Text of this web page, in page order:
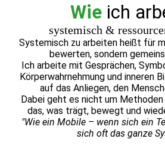
Wie ich
systemisch &
Systemisch zu arbeiten heißt für
bewerten, sondern
Ich arbeite mit Gesprächen,
Körperwahrnehmung und inneren
auf das Anliegen, den
Dabei geht es nicht um Methoden
das, was trägt, bewegt und
"Wie ein Mobile – wenn sich ein
sich oft das ganze